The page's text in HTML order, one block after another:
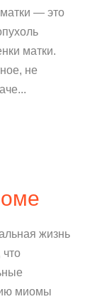
— это
матки.
не
жизнь
что
миомы